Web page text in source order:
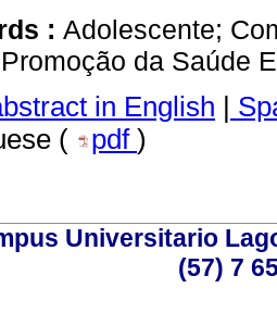
: Adolescente;
da Saúde
in English
(
pdf )
Universitario
(57) 7